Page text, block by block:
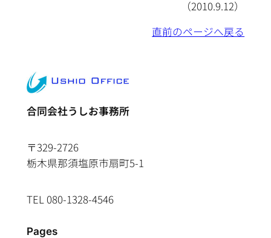
（2010.9.12）
直前のページへ戻る
合同会社うしお事務所
〒329-2726
栃木県那須塩原市扇町5-1
TEL 080-1328-4546
Pages